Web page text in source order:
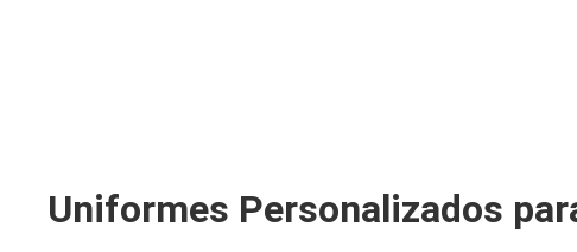
Uniformes Personalizados